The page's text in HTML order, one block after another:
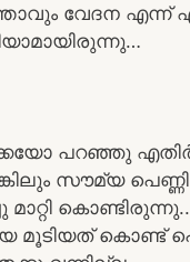
വേദന എന്ന്
പറഞ്ഞു
സൗമ്യ
മൂടിയത് കൊണ്ട്